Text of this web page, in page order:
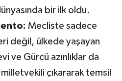
bir ilk oldu.
Mecliste sadece
değil, ülkede yaşayan
ve Gürcü azınlıklar da
çıkararak temsil